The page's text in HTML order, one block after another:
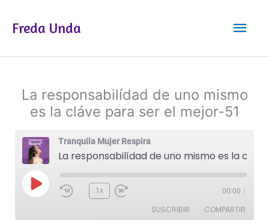
Freda Unda
La responsabilídad de uno mismo
es la cláve para ser el mejor-51
Tranquila Mujer Respira
Reproducir
episodio
1x 00:00 /
SUSCRIBIR COMPARTIR